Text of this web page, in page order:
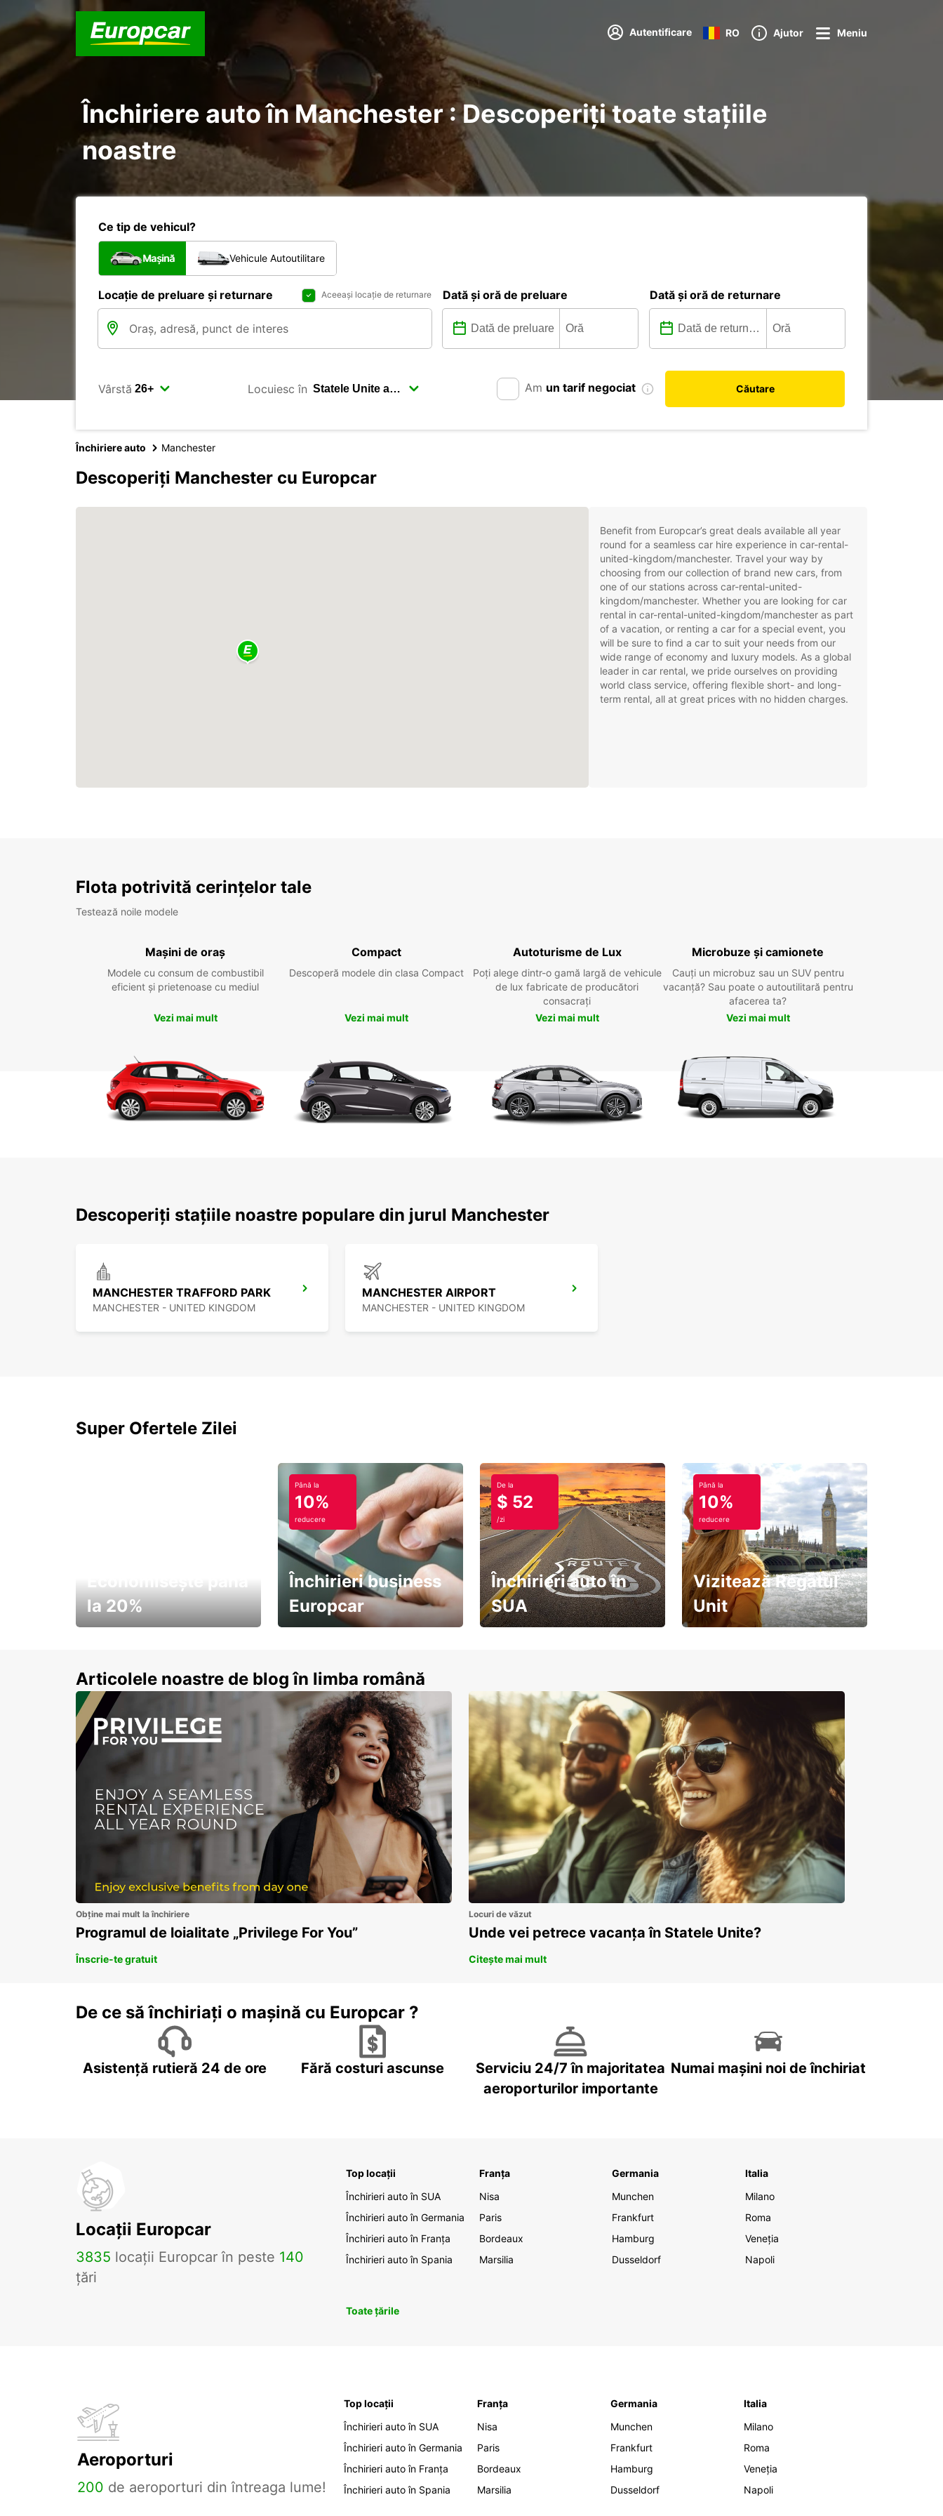
Autentificare RO Ajutor Meniu
Închiriere auto în Manchester : Descoperiți toate stațiile
noastre
Ce tip de vehicul?
Mașină Vehicule Autoutilitare
Locație de preluare și returnare Aceeași locație de returnare Dată și oră de preluare Dată și oră de returnare
Vârstă Locuiesc în Am un tarif negociat Căutare
Închiriere auto Manchester
Descoperiți Manchester cu Europcar
Benefit from Europcar’s great deals available all year
round for a seamless car hire experience in car-rental-
united-kingdom/manchester. Travel your way by
choosing from our collection of brand new cars, from
one of our stations across car-rental-united-
kingdom/manchester. Whether you are looking for car
rental in car-rental-united-kingdom/manchester as part
of a vacation, or renting a car for a special event, you
will be sure to find a car to suit your needs from our
wide range of economy and luxury models. As a global
leader in car rental, we pride ourselves on providing
world class service, offering flexible short- and long-
term rental, all at great prices with no hidden charges.
Flota potrivită cerințelor tale
Testează noile modele
Mașini de oraș
Modele cu consum de combustibil
eficient și prietenoase cu mediul
Vezi mai mult
Compact
Descoperă modele din clasa Compact
Vezi mai mult
Autoturisme de Lux
Poți alege dintr-o gamă largă de vehicule
de lux fabricate de producători
consacrați
Vezi mai mult
Microbuze și camionete
Cauți un microbuz sau un SUV pentru
vacanță? Sau poate o autoutilitară pentru
afacerea ta?
Vezi mai mult
Descoperiți stațiile noastre populare din jurul Manchester
MANCHESTER TRAFFORD PARK
MANCHESTER - UNITED KINGDOM
MANCHESTER AIRPORT
MANCHESTER - UNITED KINGDOM
Super Ofertele Zilei
la 20%
Până la
10%
reducere
Închirieri business
Europcar
De la
$ 52
/zi
Închirieri auto în
SUA
Până la
10%
reducere
Vizitează Regatul
Unit
Articolele noastre de blog în limba română
Obține mai mult la închiriere
Programul de loialitate „Privilege For You”
Înscrie-te gratuit
Locuri de văzut
Unde vei petrece vacanța în Statele Unite?
Citește mai mult
De ce să închiriați o mașină cu Europcar ?
Asistență rutieră 24 de ore Fără costuri ascunse
Serviciu 24/7 în majoritatea
aeroporturilor importante
Numai mașini noi de închiriat
Locații Europcar
3835 locații Europcar în peste 140
țări
Top locații
Închirieri auto în SUA
Închirieri auto în Germania
Închirieri auto în Franța
Închirieri auto în Spania
Franța
Nisa
Paris
Bordeaux
Marsilia
Germania
Munchen
Frankfurt
Hamburg
Dusseldorf
Italia
Milano
Roma
Veneția
Napoli
Toate țările
Aeroporturi
200 de aeroporturi din întreaga lume!
Top locații
Închirieri auto în SUA
Închirieri auto în Germania
Închirieri auto în Franța
Închirieri auto în Spania
Franța
Nisa
Paris
Bordeaux
Marsilia
Germania
Munchen
Frankfurt
Hamburg
Dusseldorf
Italia
Milano
Roma
Veneția
Napoli